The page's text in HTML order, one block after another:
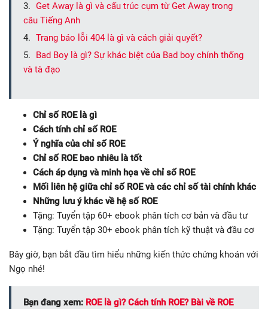
Get Away là gì và cấu trúc cụm từ Get Away trong
câu Tiếng Anh
Trang báo lỗi 404 là gì và cách giải quyết?
Bad Boy là gì? Sự khác biệt của Bad boy chính thống
và tà đạo
Chỉ số ROE là gì
Cách tính chỉ số ROE
Ý nghĩa của chỉ số ROE
Chỉ số ROE bao nhiêu là tốt
Cách áp dụng và minh họa về chỉ số ROE
Mối liên hệ giữa chỉ số ROE và các chỉ số tài chính khác
Những lưu ý khác về hệ số ROE
Tặng: Tuyển tập 60+ ebook phân tích cơ bản và đầu tư
Tặng: Tuyển tập 30+ ebook phân tích kỹ thuật và đầu cơ
Bây giờ, bạn bắt đầu tìm hiểu những kiến thức chứng khoán với
Ngọ nhé!
Bạn đang xem: ROE là gì? Cách tính ROE? Bài về ROE